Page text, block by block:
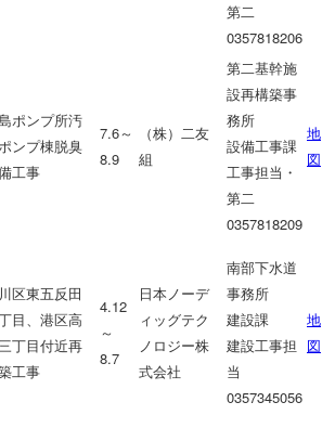
第二
0357818206
ポンプ所汚
ンプ棟脱臭
工事
7.6～
8.9
（株）二友
組
第二基幹施
設再構築事
務所
設備工事課
工事担当・
第二
0357818209
地
図
区東五反田
目、港区高
丁目付近再
工事
4.12
～
8.7
日本ノーデ
ィッグテク
ノロジー株
式会社
南部下水道
事務所
建設課
建設工事担
当
0357345056
地
図